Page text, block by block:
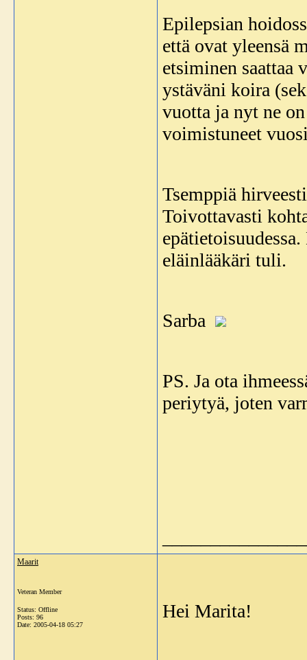
Epilepsian
että ovat yleensä
etsiminen saattaa
ystäväni koira
vuotta ja nyt ne
voimistuneet
Tsemppiä
Toivottavasti
eläinlääkäri tuli.
Sarba
PS. Ja ota
periytyä, joten
Maarit
Veteran Member
Status: Offline
Posts: 96
Date: 2005-04-18 05:27
Hei Marita!